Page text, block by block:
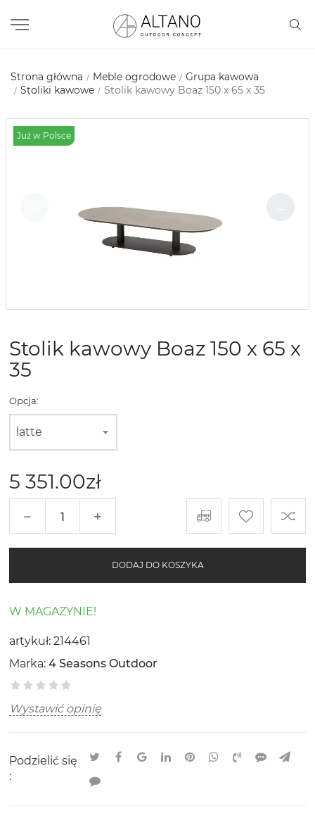
Strona główna Meble ogrodowe
Grupa kawowa
Stoliki kawowe
Stolik kawowy Boaz 150 x 65 х 35
Już w Polsce
Stolik kawowy Boaz 150 x 65 х
35
Opcja:
latte
5 351.00zł
− +
DODAJ DO KOSZYKA
W MAGAZYNIE!
artykuł: 214461
Marka: 4 Seasons Outdoor
Wystawić opinię
Podzielić się
: